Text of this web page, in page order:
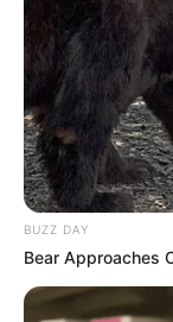
BUZZ DAY
Bear Approaches